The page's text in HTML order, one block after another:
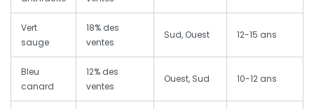
Vert
sauge
18% des
ventes
Sud, Ouest 12-15 ans
Bleu
canard
12% des
ventes
Ouest, Sud 10-12 ans